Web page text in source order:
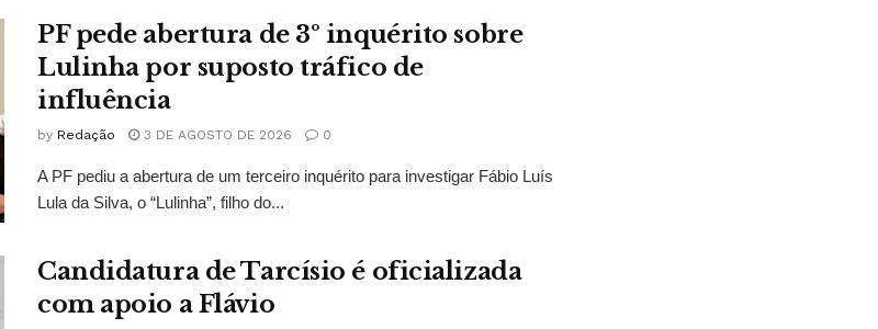
PF pede abertura de 3º inquérito sobre
Lulinha por suposto tráfico de
influência
by Redação 3 DE AGOSTO DE 2026 0
A PF pediu a abertura de um terceiro inquérito para investigar Fábio Luís
Lula da Silva, o “Lulinha”, filho do...
Candidatura de Tarcísio é oficializada
com apoio a Flávio